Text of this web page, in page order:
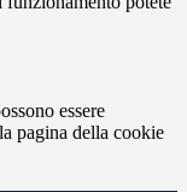
essere
pagina della cookie